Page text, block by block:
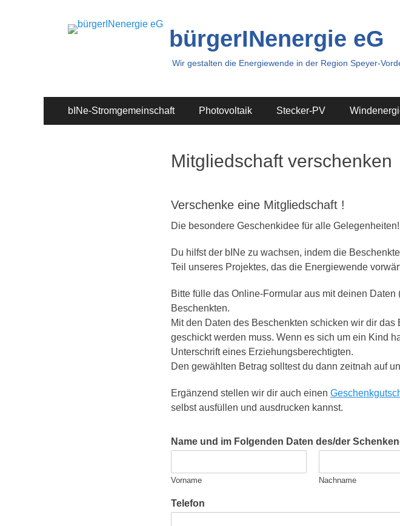
bürgerINenergie eG
Wir gestalten die Energiewende in der Region Speyer-
Primäres
Menü
bINe-Stromgemeinschaft Photovoltaik Stecker-PV
Mitgliedschaft verschenken
Verschenke eine Mitgliedschaft !
Die besondere Geschenkidee für alle Gelegenheiten!
Du hilfst der bINe zu wachsen, indem die
Teil unseres Projektes, das die Energiewende
Bitte fülle das Online-Formular aus mit deinen
Beschenkten.
Mit den Daten des Beschenkten schicken wir dir
geschickt werden muss. Wenn es sich um ein Kind
Unterschrift eines Erziehungsberechtigten.
Den gewählten Betrag solltest du dann zeitnah auf
Ergänzend stellen wir dir auch einen
selbst ausfüllen und ausdrucken kannst.
Name und im Folgenden Daten des/der
Vorname Nachname
Telefon